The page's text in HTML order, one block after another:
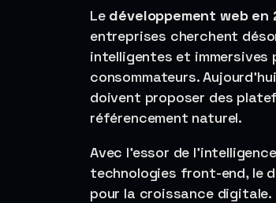
Le développement web en
entreprises cherchent
intelligentes et immersives
consommateurs.
doivent proposer des
référencement naturel.
Avec l’essor de
technologies front-end, le
pour la croissance digitale.